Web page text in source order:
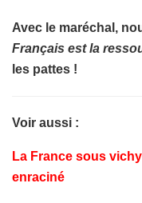
Avec le maréchal,
Français est la
les pattes !
Voir aussi :
La France sous
enraciné